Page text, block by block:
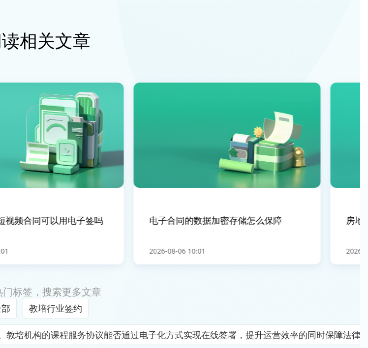
相关文章
频合同可以用电子签吗 电子合同的数据加密存储怎么保障
2026-08-06 10:01
房地
2026-
门标签，搜索更多文章
教培行业签约
培机构的课程服务协议能否通过电子化方式实现在线签署，提升运营效率的同时保障法律